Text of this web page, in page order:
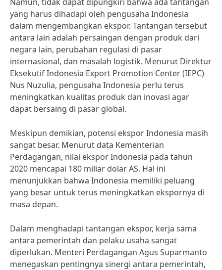
yang harus dihadapi oleh pengusaha Indonesia
dalam mengembangkan ekspor. Tantangan tersebut
antara lain adalah persaingan dengan produk dari
negara lain, perubahan regulasi di pasar
internasional, dan masalah logistik. Menurut Direktur
Eksekutif Indonesia Export Promotion Center (IEPC)
Nus Nuzulia, pengusaha Indonesia perlu terus
meningkatkan kualitas produk dan inovasi agar
dapat bersaing di pasar global.
Meskipun demikian, potensi ekspor Indonesia masih
sangat besar. Menurut data Kementerian
Perdagangan, nilai ekspor Indonesia pada tahun
2020 mencapai 180 miliar dolar AS. Hal ini
menunjukkan bahwa Indonesia memiliki peluang
yang besar untuk terus meningkatkan ekspornya di
masa depan.
Dalam menghadapi tantangan ekspor, kerja sama
antara pemerintah dan pelaku usaha sangat
diperlukan. Menteri Perdagangan Agus Suparmanto
menegaskan pentingnya sinergi antara pemerintah,